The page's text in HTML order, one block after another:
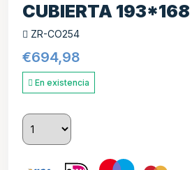
CUBIERTA 193*168
ZR-CO254
€694,98
En existencia